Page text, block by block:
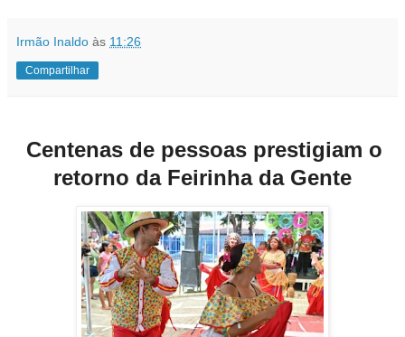
Irmão Inaldo às 11:26
Compartilhar
Centenas de pessoas prestigiam o
retorno da Feirinha da Gente